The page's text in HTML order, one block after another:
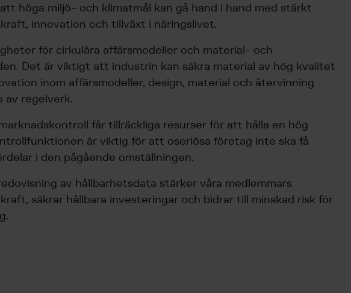
höga miljö- och klimatmål kan gå hand i hand med stärkt
innovation och tillväxt i näringslivet.
för cirkulära affärsmodeller och material- och
Det är viktigt att industrin kan säkra material av hög kvalitet
inom affärsmodeller, design, material och återvinning
av regelverk.
får tillräckliga resurser för att hålla en hög
är viktig för att oseriösa företag inte ska få
i den pågående omställningen.
av hållbarhetsdata stärker våra medlemmars
säkrar hållbara investeringar och bidrar till minskad risk för